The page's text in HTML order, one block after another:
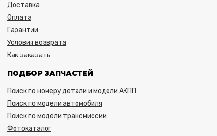
Доставка
Оплата
Гарантии
Условия возврата
Как заказать
ПОДБОР ЗАПЧАСТЕЙ
Поиск по номеру детали и модели АКПП
Поиск по модели автомобиля
Поиск по модели трансмиссии
Фотокаталог